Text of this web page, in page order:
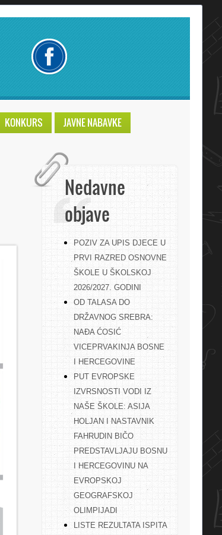
KONKURS JAVNE NABAVKE
Nedavne
objave
POZIV ZA UPIS DJECE U
PRVI RAZRED OSNOVNE
ŠKOLE U ŠKOLSKOJ
2026/2027. GODINI
OD TALASA DO
DRŽAVNOG SREBRA:
NAĐA ĆOSIĆ
VICEPRVAKINJA BOSNE
I HERCEGOVINE
PUT EVROPSKE
IZVRSNOSTI VODI IZ
NAŠE ŠKOLE: ASIJA
HOLJAN I NASTAVNIK
FAHRUDIN BIČO
PREDSTAVLJAJU BOSNU
I HERCEGOVINU NA
EVROPSKOJ
GEOGRAFSKOJ
OLIMPIJADI
LISTE REZULTATA ISPITA